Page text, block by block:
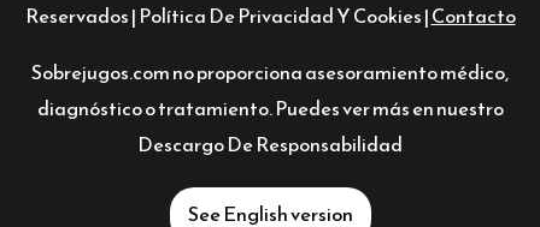
Reservados | Política De Privacidad Y Cookies|Contacto
Sobrejugos.com no proporciona asesoramiento médico,
diagnóstico o tratamiento. Puedes ver más en nuestro
Descargo De Responsabilidad
See English version